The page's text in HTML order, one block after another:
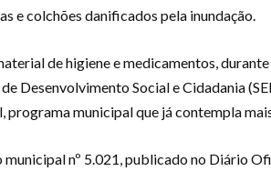
e colchões danificados pela inundação.
de higiene e medicamentos,
Desenvolvimento Social e Cidadania
programa municipal que já contempla
nº 5.021, publicado no Diário